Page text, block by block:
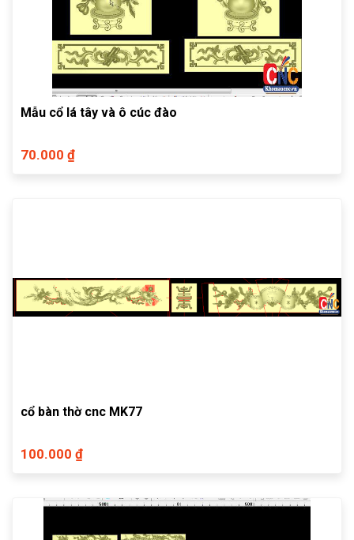
Mẫu cổ lá tây và ô cúc đào
70.000 ₫
cổ bàn thờ cnc MK77
100.000 ₫